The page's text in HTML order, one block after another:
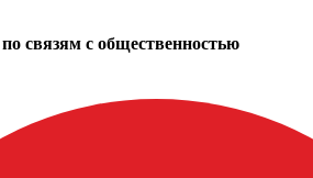
связям с общественностью